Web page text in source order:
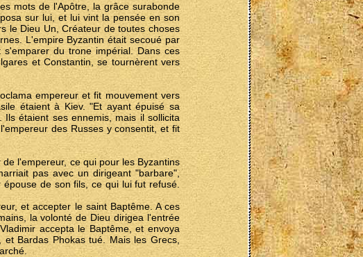
mots de l'Apôtre, la grâce surabonde
sur lui, et lui vint la pensée en son
le Dieu Un, Créateur de toutes choses
L'empire Byzantin était secoué par
du trone impérial. Dans ces
et Constantin, se tournèrent vers
empereur et fit mouvement vers
étaient à Kiev. "Et ayant épuisé sa
étaient ses ennemis, mais il sollicita
des Russes y consentit, et fit
l'empereur, ce qui pour les Byzantins
pas avec un dirigeant "barbare",
de son fils, ce qui lui fut refusé.
et accepter le saint Baptême. A ces
la volonté de Dieu dirigea l'entrée
accepta le Baptême, et envoya
Bardas Phokas tué. Mais les Grecs,